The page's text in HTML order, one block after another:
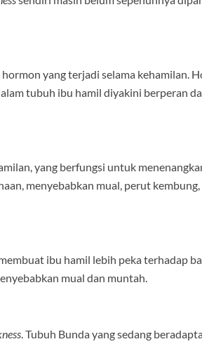
yang terjadi selama kehamilan.
tubuh ibu hamil diyakini berperan
yang berfungsi untuk
menyebabkan mual, perut kembung,
ibu hamil lebih peka terhadap
mual dan muntah.
. Tubuh Bunda yang sedang